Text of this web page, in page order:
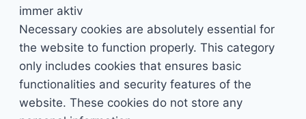
immer aktiv
Necessary cookies are absolutely essential for
the website to function properly. This category
only includes cookies that ensures basic
functionalities and security features of the
website. These cookies do not store any